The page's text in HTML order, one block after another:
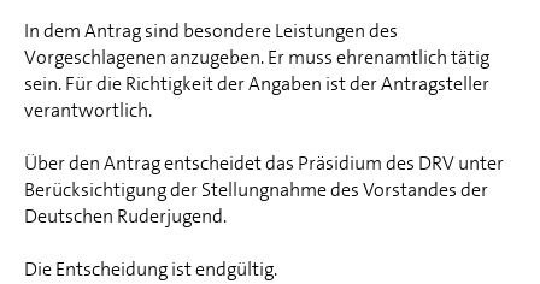
In dem Antrag sind besondere Leistungen des
Vorgeschlagenen anzugeben. Er muss ehrenamtlich tätig
sein. Für die Richtigkeit der Angaben ist der Antragsteller
verantwortlich.
Über den Antrag entscheidet das Präsidium des DRV unter
Berücksichtigung der Stellungnahme des Vorstandes der
Deutschen Ruderjugend.
Die Entscheidung ist endgültig.